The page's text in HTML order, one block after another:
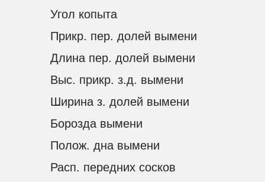
Угол копыта
Прикр. пер. долей вымени
Длина пер. долей вымени
Выс. прикр. з.д. вымени
Ширина з. долей вымени
Борозда вымени
Полож. дна вымени
Расп. передних сосков